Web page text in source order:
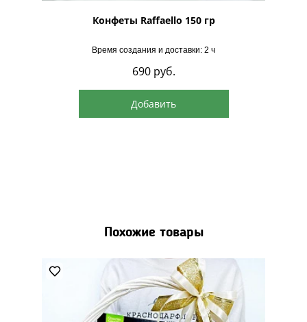
Конфеты Raffaello 150 гр
Время создания и доставки: 2 ч
690 руб.
Добавить
Похожие товары